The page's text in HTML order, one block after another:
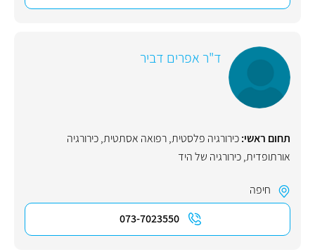
ד"ר אפרים דביר
תחום ראשי:כירורגיה פלסטית,רפואה אסתטית,כירורגיה
אורתופדית,כירורגיה של היד
חיפה
073-7023550